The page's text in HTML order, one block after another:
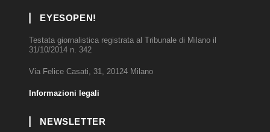
EYESOPEN!
Testata giornalistica registrata al Tribunale di Milano il
31/10/2014 n. 342
Via Felice Casati, 31, 20124 Milano
Informazioni legali
NEWSLETTER